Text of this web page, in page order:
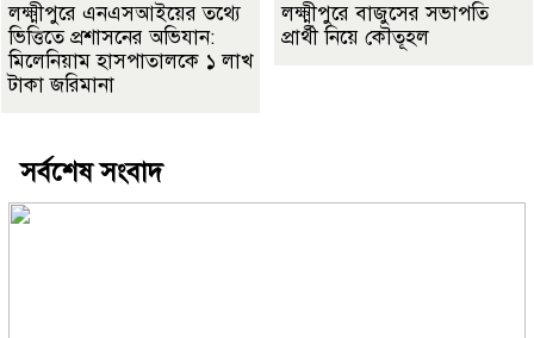
লক্ষ্মীপুরে এনএসআইয়ের তথ্যে
ভিত্তিতে প্রশাসনের অভিযান:
মিলেনিয়াম হাসপাতালকে ১ লাখ
টাকা জরিমানা
লক্ষ্মীপুরে বাজুসের সভাপতি
প্রার্থী নিয়ে কৌতূহল
সর্বশেষ সংবাদ